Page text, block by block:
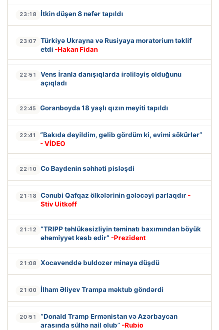
23:18 İtkin düşən 8 nəfər tapıldı
23:07
Türkiyə Ukrayna və Rusiyaya moratorium təklif
etdi -Hakan Fidan
22:51
Vens İranla danışıqlarda irəliləyiş olduğunu
açıqladı
22:45 Goranboyda 18 yaşlı qızın meyiti tapıldı
22:41
“Bakıda deyildim, gəlib gördüm ki, evimi sökürlər”
- VİDEO
22:10 Co Baydenin səhhəti pisləşdi
21:18 Cənubi Qafqaz ölkələrinin gələcəyi parlaqdır -
Stiv Uitkoff
21:12
“TRIPP təhlükəsizliyin təminatı baxımından böyük
əhəmiyyət kəsb edir” -Prezident
21:08 Xocavənddə buldozer minaya düşdü
21:00 İlham Əliyev Trampa məktub göndərdi
20:51
“Donald Tramp Ermənistan və Azərbaycan
arasında sülhə nail olub” -Rubio